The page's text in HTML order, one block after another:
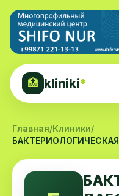
🏥 kliniki*
Главная/Клиники/